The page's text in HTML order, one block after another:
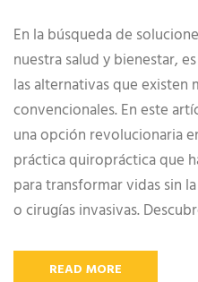
En la búsqueda de
nuestra salud y bienestar,
las alternativas que existen
convencionales. En este
una opción revolucionaria
práctica quiropráctica que
para transformar vidas sin
o cirugías invasivas.
READ MORE